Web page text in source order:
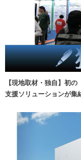
【現地取材・独自】初
支援ソリューションが集